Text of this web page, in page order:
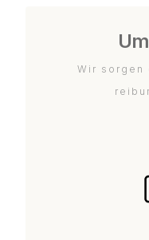
Wir sorgen